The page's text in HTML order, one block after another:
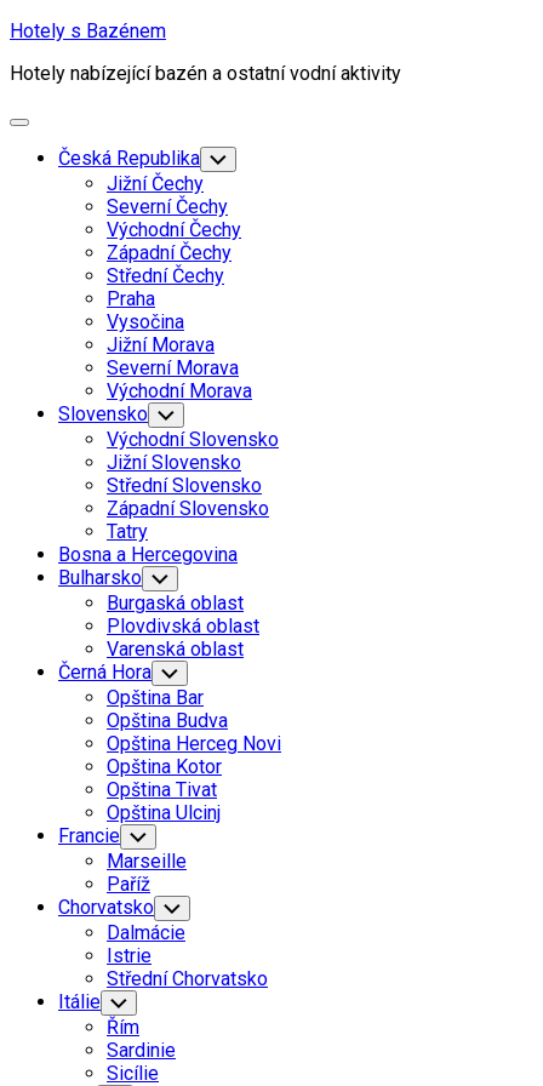
Skip
content
Hotely s Bazénem
Hotely nabízející bazén a ostatní vodní aktivity
Expand
Česká Republika Toggle
Child
Menu
Jižní Čechy
Severní Čechy
Východní Čechy
Západní Čechy
Střední Čechy
Praha
Vysočina
Jižní Morava
Severní Morava
Východní Morava
Slovensko Toggle
Child
Menu
Východní Slovensko
Jižní Slovensko
Střední Slovensko
Západní Slovensko
Tatry
Bosna a Hercegovina
Bulharsko Toggle
Child
Menu
Burgaská oblast
Plovdivská oblast
Varenská oblast
Černá Hora Toggle
Child
Menu
Opština Bar
Opština Budva
Opština Herceg Novi
Opština Kotor
Opština Tivat
Opština Ulcinj
Francie Toggle
Child
Menu
Marseille
Paříž
Chorvatsko Toggle
Child
Menu
Dalmácie
Istrie
Střední Chorvatsko
Itálie Toggle
Child
Menu
Řím
Sardinie
Sicílie